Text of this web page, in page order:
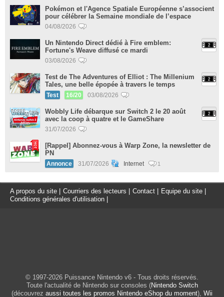
Pokémon et l'Agence Spatiale Européenne s’associent
pour célébrer la Semaine mondiale de l’espace
04/08/2026
Un Nintendo Direct dédié à Fire emblem:
Fortune's Weave diffusé ce mardi
03/08/2026
Test de The Adventures of Elliot : The Millenium
Tales, une belle épopée à travers le temps
Test 16/20 03/08/2026
Wobbly Life débarque sur Switch 2 le 20 août
avec la coop à quatre et le GameShare
31/07/2026
[Rappel] Abonnez-vous à Warp Zone, la newsletter de
PN
Annonce 31/07/2026 Internet 1
A propos du site Courriers des lecteurs Contact Equipe du site
Conditions générales d'utilisation
© 1997-2026 Puissance Nintendo v6 - Tous droits réservés.
Toute l'actualité de Nintendo sur consoles (Nintendo Switch
(découvrez aussi toutes les promos Nintendo eShop du moment), Wii